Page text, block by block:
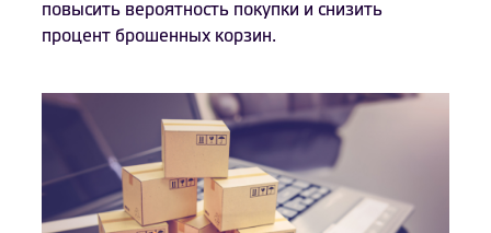
повысить вероятность покупки и снизить
процент брошенных корзин.